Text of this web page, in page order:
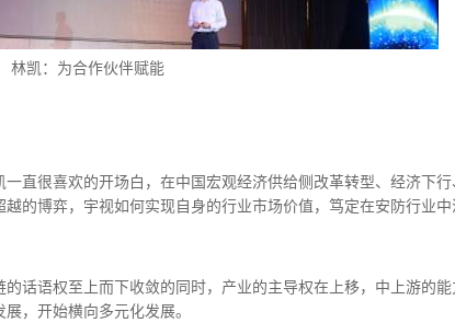
林凯：为合作伙伴赋能
直很喜欢的开场白，在中国宏观经济供给侧改革转型、经济下
的博弈，宇视如何实现自身的行业市场价值，笃定在安防行业
话语权至上而下收敛的同时，产业的主导权在上移，中上游的
，开始横向多元化发展。